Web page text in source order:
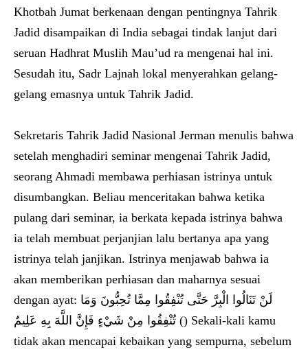
Khotbah Jumat berkenaan dengan pentingnya Tahrik
Jadid disampaikan di India sebagai tindak lanjut dari
seruan Hadhrat Muslih Mau’ud ra mengenai hal ini.
Sesudah itu, Sadr Lajnah lokal menyerahkan gelang-
gelang emasnya untuk Tahrik Jadid.
Sekretaris Tahrik Jadid Nasional Jerman menulis bahwa
setelah menghadiri seminar mengenai Tahrik Jadid,
seorang Ahmadi membawa perhiasan istrinya untuk
disumbangkan. Beliau menceritakan bahwa ketika
pulang dari seminar, ia berkata kepada istrinya bahwa
ia telah membuat perjanjian lalu bertanya apa yang
istrinya telah janjikan. Istrinya menjawab bahwa ia
akan memberikan perhiasan dan maharnya sesuai
dengan ayat: لَنْ تَنَالُوا الْبِرَّ حَتَّى تُنْفِقُوا مِمَّا تُحِبُّونَ وَمَا
تُنْفِقُوا مِنْ شَيْءٍ فَإِنَّ اللَّهَ بِهِ عَلِيمٌ () Sekali-kali kamu
tidak akan mencapai kebaikan yang sempurna, sebelum